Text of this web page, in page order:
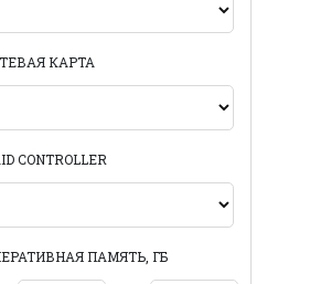
КАРТА
CONTROLLER
ПАМЯТЬ, ГБ